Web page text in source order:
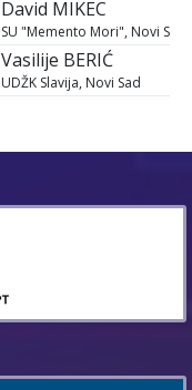
David MIKEC
SU "Memento Mori", Novi Sad
Vasilije BERIĆ
UDŽK Slavija, Novi Sad